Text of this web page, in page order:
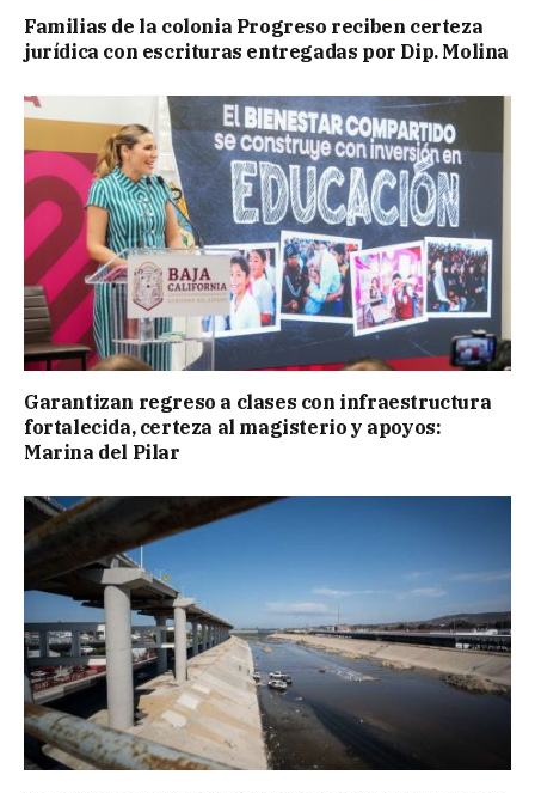
Familias de la colonia Progreso reciben certeza
jurídica con escrituras entregadas por Dip. Molina
Garantizan regreso a clases con infraestructura
fortalecida, certeza al magisterio y apoyos:
Marina del Pilar